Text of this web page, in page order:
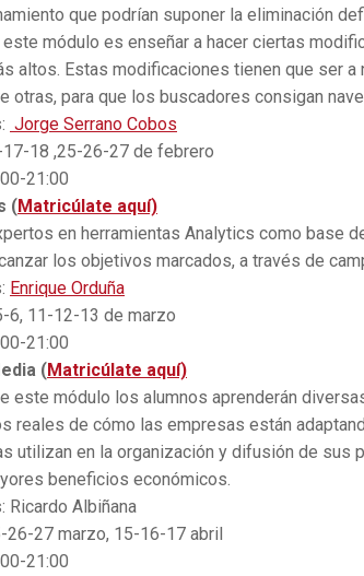
que podrían suponer la eliminación
módulo es enseñar a hacer ciertas
altos. Estas modificaciones tienen que ser
otras, para que los buscadores consigan
Jorge Serrano Cobos
17-18 ,25-26-27 de febrero
21:00
(Matricúlate aquí)
en herramientas Analytics como base
los objetivos marcados, a través de
Enrique Orduña
6, 11-12-13 de marzo
21:00
(Matricúlate aquí)
este módulo los alumnos aprenderán
reales de cómo las empresas están
utilizan en la organización y difusión de sus
beneficios económicos.
Ricardo Albiñana
26-27 marzo, 15-16-17 abril
21:00